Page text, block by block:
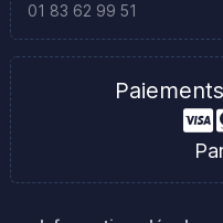
01 83 62 99 51